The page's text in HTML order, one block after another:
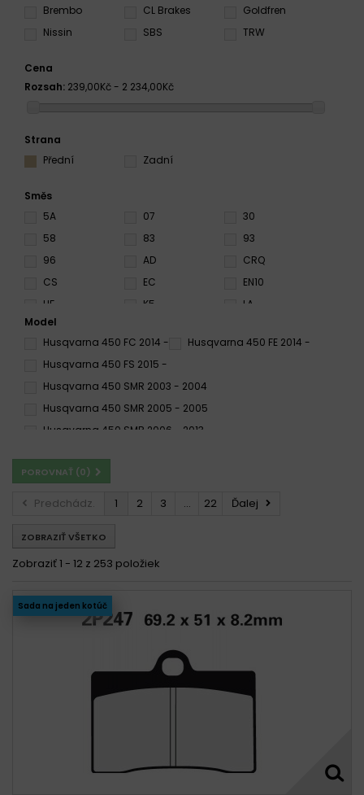
Brembo
CL Brakes
Goldfren
Nissin
SBS TRW
Cena
Rozsah: 239,00Kč - 2 234,00Kč
Strana
Přední
Zadní
Směs
5A
07
30
58
83
93
96
AD
CRQ
CS
EC
EN10
HF
K5
LA
MX10
RS
RSI
RX3
S3
S33
SC
SD
SP
SRQ
X59
Model
Husqvarna 450 FC 2014 -
Husqvarna 450 FE 2014 -
Husqvarna 450 FS 2015 -
Husqvarna 450 SMR 2003 - 2004
Husqvarna 450 SMR 2005 - 2005
Husqvarna 450 SMR 2006 - 2013
Husqvarna 450 SMR R 2006 - 2013
Husqvarna FC 450 2014 - 2019
Husqvarna FC 450 2014-2016
Husqvarna FE 450 2014 -
Husqvarna FE 450 2014-2016
Husqvarna FE 450 2014-2017
Husqvarna FS 450 2015 -
Husqvarna FS 450 2015 - 2019
Husqvarna SM 450 R, RR 2006 -
POROVNAŤ (0)
Predchádz. 1 2 3 ... 22 Ďalej
ZOBRAZIŤ VŠETKO
Zobraziť 1 - 12 z 253 položiek
Sada na jeden kotúč